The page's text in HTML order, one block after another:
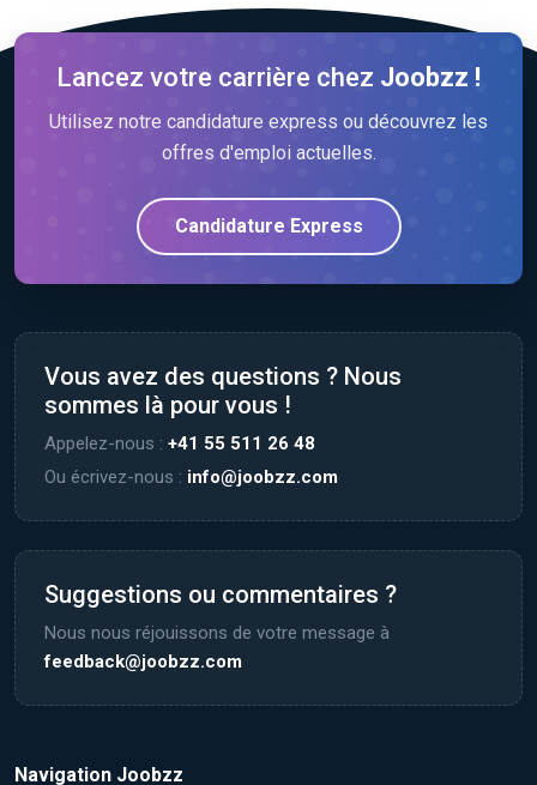
Lancez votre carrière chez Joobzz !
Utilisez notre candidature express ou découvrez les
offres d'emploi actuelles.
Candidature Express
Vous avez des questions ? Nous
sommes là pour vous !
Appelez-nous : +41 55 511 26 48
Ou écrivez-nous : info@joobzz.com
Suggestions ou commentaires ?
Nous nous réjouissons de votre message à
feedback@joobzz.com
Navigation Joobzz